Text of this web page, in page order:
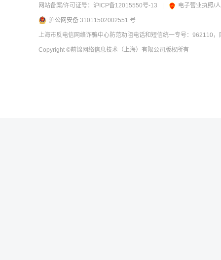
网站备案/许可证号： 沪ICP备12015550号-13 电子营业执照/
沪公网安备 31011502002551 号
上海市反电信网络诈骗中心防范劝阻电话和短信统一专号：962110
Copyright ©前锦网络信息技术（上海）有限公司 版权所有